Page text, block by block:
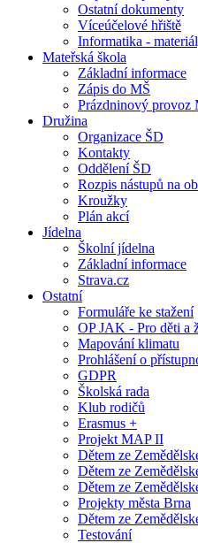
Ostatní dokumenty
Víceúčelové hřiště
Informatika -
Mateřská škola
Základní informace
Zápis do MŠ
Prázdninový provoz
Družina
Organizace ŠD
Kontakty
Oddělení ŠD
Rozpis nástupů na
Kroužky
Plán akcí
Jídelna
Školní jídelna
Základní informace
Strava.cz
Ostatní
Formuláře ke stažení
OP JAK - Pro děti a
Mapování klimatu
Prohlášení o
GDPR
Školská rada
Klub rodičů
Erasmus +
Projekt MAP II
Dětem ze
Dětem ze
Dětem ze
Projekty města Brna
Dětem ze
Testování